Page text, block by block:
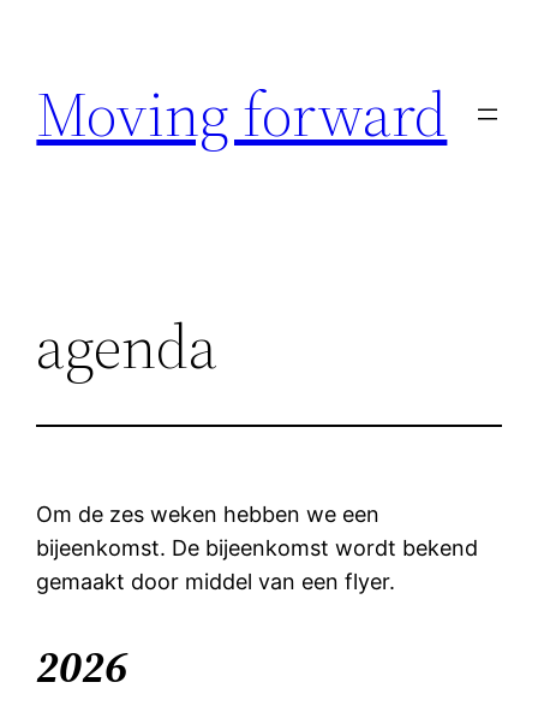
inhoud
Moving forward
agenda
Om de zes weken hebben we een
bijeenkomst. De bijeenkomst wordt bekend
gemaakt door middel van een flyer.
2026